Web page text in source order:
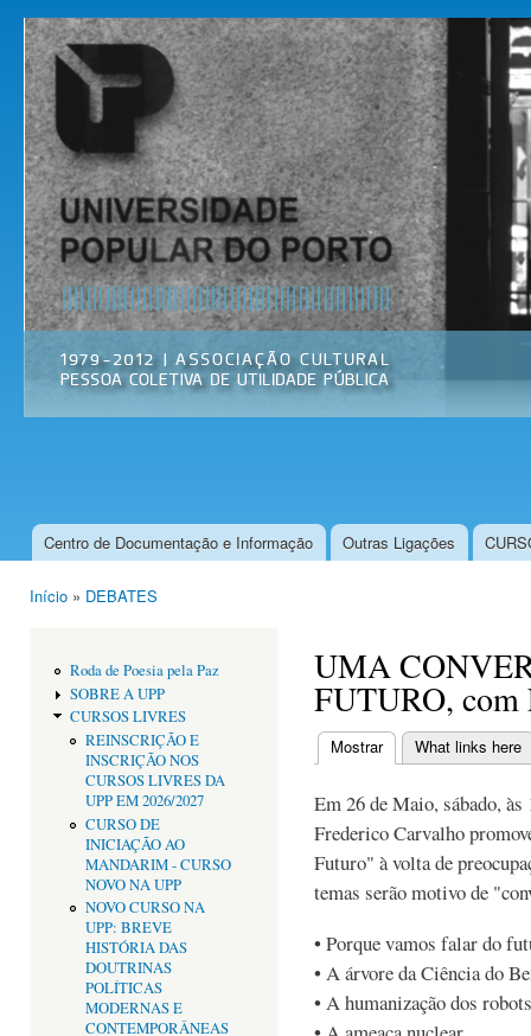
Universidade
Popular do
Porto
Associação
Cultural
Menu principal
Centro de Documentação e Informação Outras Ligações
Início » DEBATES
Roda de Poesia pela Paz
SOBRE A UPP
CURSOS LIVRES
REINSCRIÇÃO E
INSCRIÇÃO NOS
CURSOS LIVRES DA
UPP EM 2026/2027
CURSO DE
INICIAÇÃO AO
MANDARIM - CURSO
NOVO NA UPP
NOVO CURSO NA
UPP: BREVE
HISTÓRIA DAS
DOUTRINAS
POLÍTICAS
MODERNAS E
CONTEMPORÂNEAS
UMA
FUTURO, com
Separadores
Mostrar(separador ativo)
What links here
Em 26 de Maio, sábado,
Frederico Carvalho
Futuro" à volta de
temas serão motivo de
• Porque vamos falar do
• A árvore da Ciência do
• A humanização dos